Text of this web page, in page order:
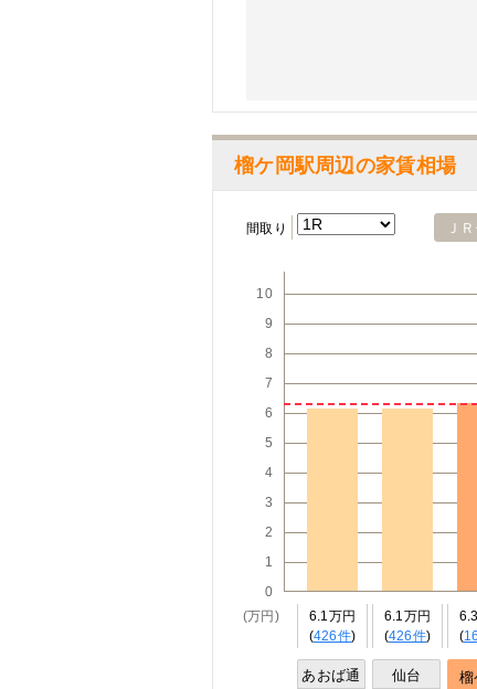
榴ケ岡駅周辺の家賃相場
間取り Ｊ
10
9
8
7
6
5
4
3
2
1
0
(万円)
6.1万円
(426件)
あおば通
6.1万円
(426件)
仙台
(
榴